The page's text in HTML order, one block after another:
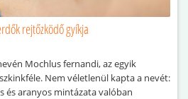
rejtőzködő gyíkja
Mochlus fernandi, az egyik
Nem véletlenül kapta a nevét:
és aranyos mintázata valóban